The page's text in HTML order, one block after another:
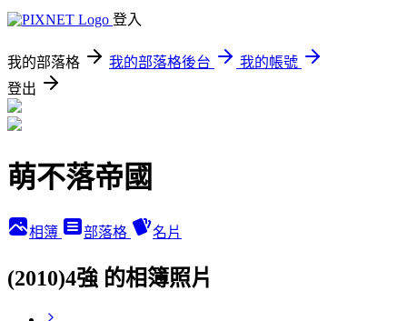
登入
我的部落格 我的部落格後台
我的帳號
登出
萌不落帝國
相簿 部落格 名片
(2010)4強 的相簿照片